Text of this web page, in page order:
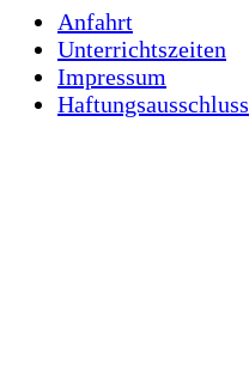
Anfahrt
Unterrichtszeiten
Impressum
Haftungsausschluss